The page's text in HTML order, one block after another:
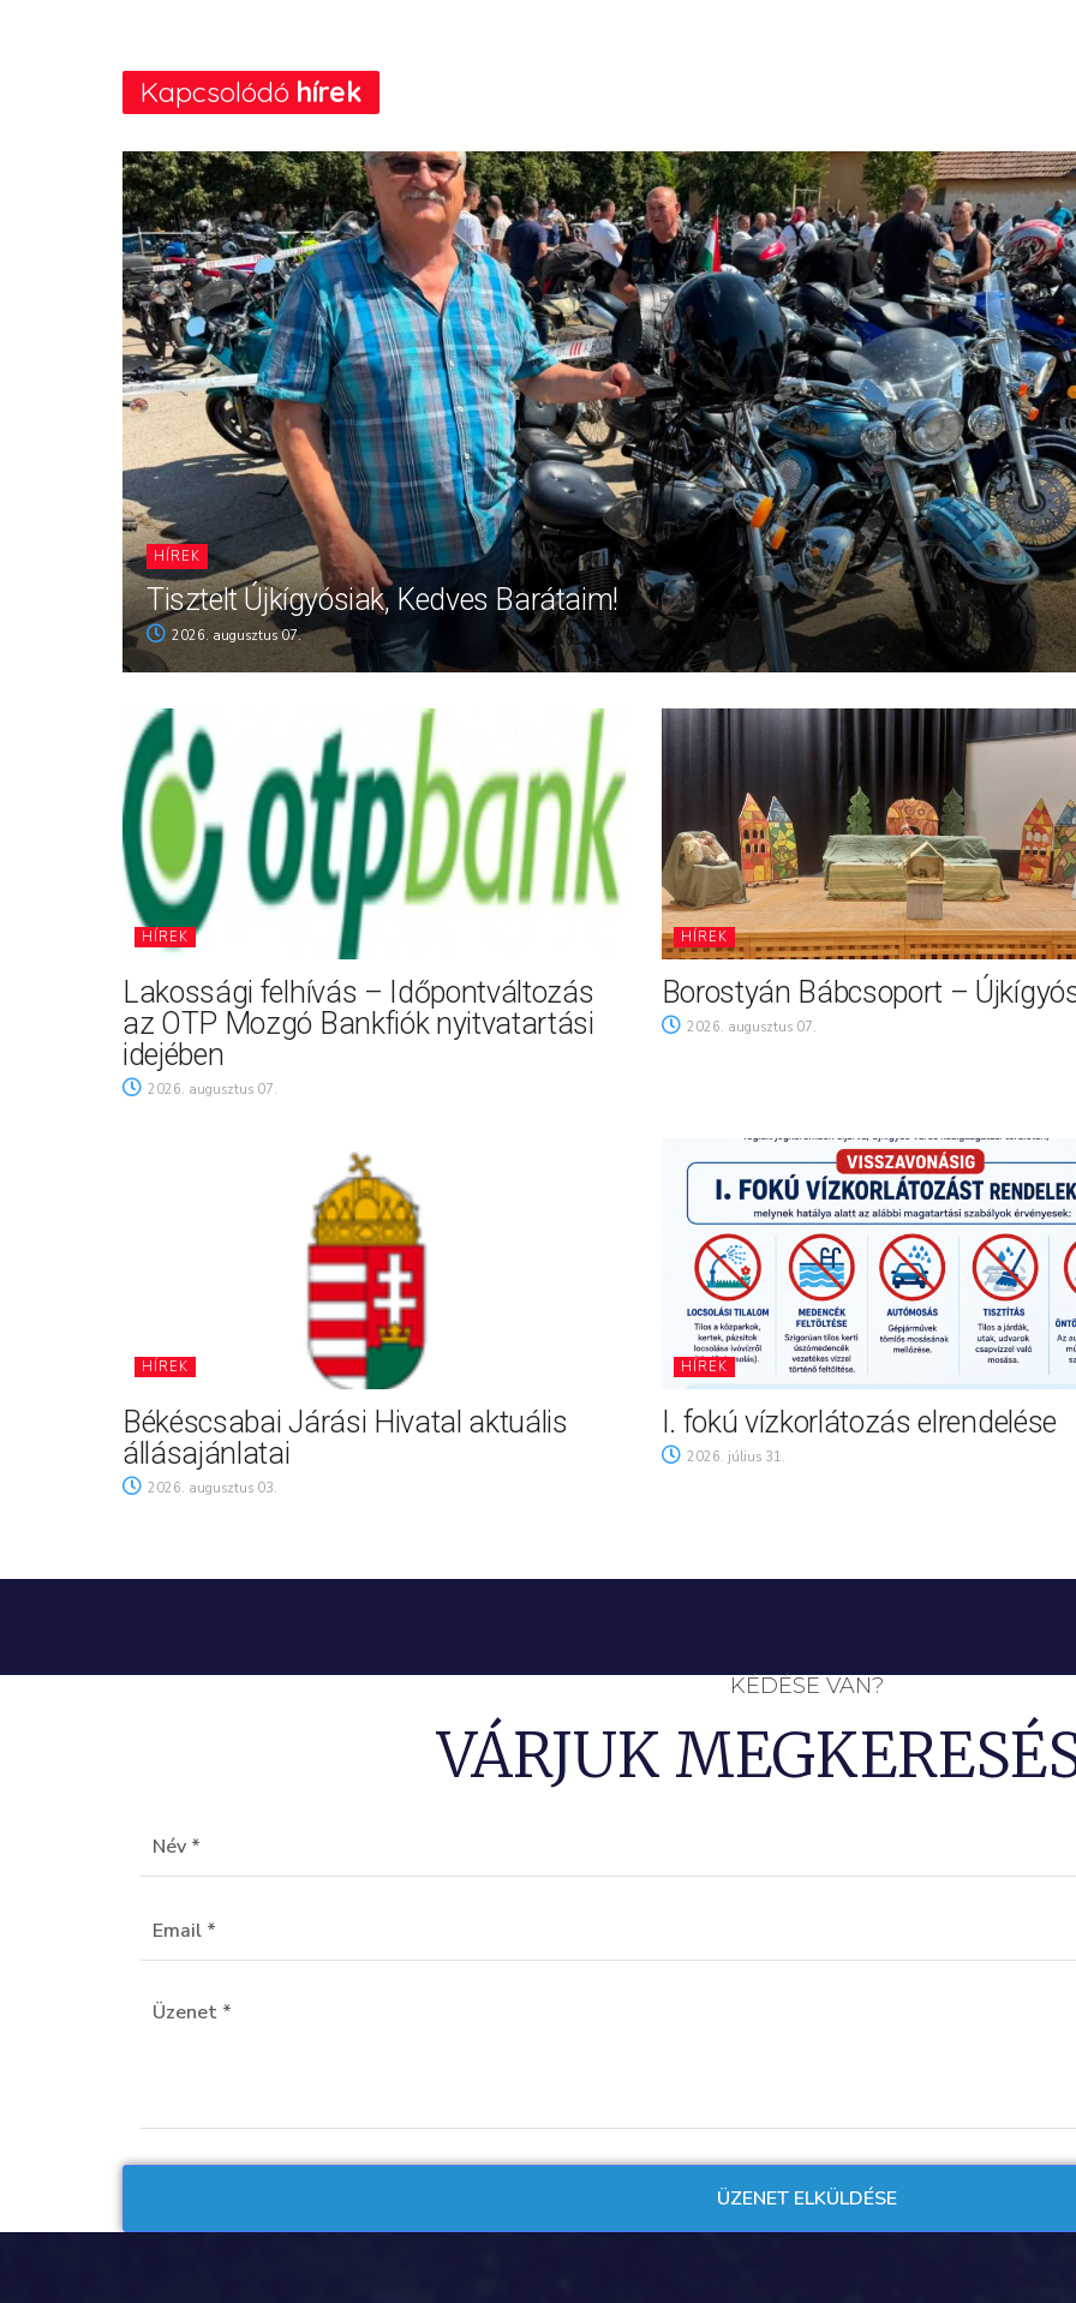
Kapcsolódó hírek
HÍREK
Tisztelt Újkígyósiak, Kedves Barátaim!
2026. augusztus 07.
HÍREK
Lakossági felhívás – Időpontváltozás
az OTP Mozgó Bankfiók nyitvatartási
idejében
2026. augusztus 07.
HÍREK
Borostyán Bábcsoport –
2026. augusztus 07.
HÍREK
Békéscsabai Járási Hivatal aktuális
állásajánlatai
2026. augusztus 03.
HÍREK
I. fokú vízkorlátozás elrendelése
2026. július 31.
KÉDÉSE VAN?
VÁRJUK